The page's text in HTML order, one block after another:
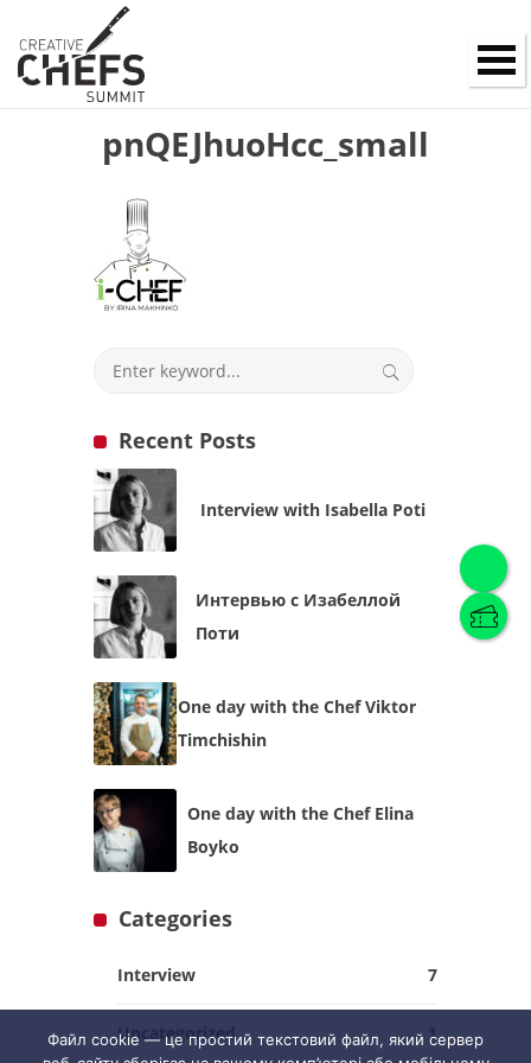
English)
Українська
pnQEJhuoHcc_small
Recent Posts
Interview with Isabella Poti
Интервью с Изабеллой
Поти
One day with the Chef Viktor
Timchishin
One day with the Chef Elina
Boyko
Categories
Interview 7
Uncategorized 1
Файл cookie — це простий текстовий файл, який сервер